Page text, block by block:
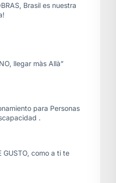
Brasil es nuestra
llegar màs Allà”
para Personas
.
GUSTO, como a ti te